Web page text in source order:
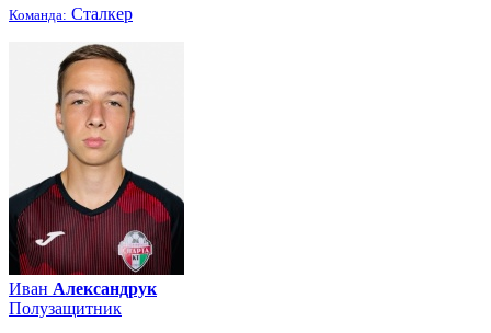
Команда: Сталкер
Иван Александрук
Полузащитник